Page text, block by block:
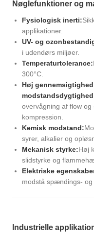
Nøglefunktioner og
Fysiologisk inerti:
applikationer.
UV- og
i udendørs miljøer.
Temperaturtolerance:
300°C.
Høj
overvågning af flow
kompression.
Kemisk modstand:
syrer, alkalier og
Mekanisk styrke:Høj
slidstyrke og
Elektriske
modstå spændings- og
Industrielle